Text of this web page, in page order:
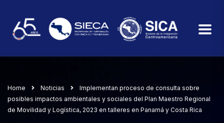
Home Noticias
Implementan proceso de consulta sobre
posibles impactos ambientales y sociales del Plan Maestro Regional
de Movilidad y Logística, 2023 en talleres en Panamá y Costa Rica